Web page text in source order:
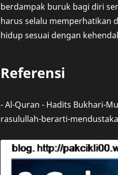
berdampak buruk bagi diri
harus selalu memperhatikan
hidup sesuai dengan
Referensi
- Al-Quran - Hadits Bukhari-
rasulullah-berarti-